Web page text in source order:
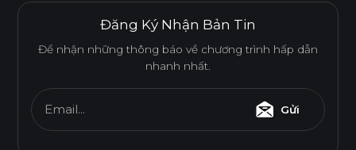
Kích thước(mm) 6 8 10 12 15 17
o
nhau.
Đăng Ký Nhận Bản Tin
Để nhận những thông báo về chương trình hấp dẫn
nhanh nhất.
Email... Gửi